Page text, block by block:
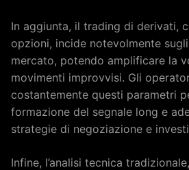
In aggiunta, il trading di derivati,
opzioni, incide notevolmente
mercato, potendo amplificare la
movimenti improvvisi. Gli
costantemente questi parametri
formazione del segnale long e
strategie di negoziazione e
Infine, l’analisi tecnica